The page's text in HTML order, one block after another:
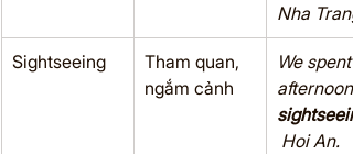
Nha Trang.
Sightseeing
Tham quan,
ngắm cảnh
We spent
afternoon
Hoi An.